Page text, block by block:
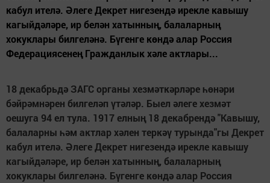
кабул ителә. Әлеге Декрет нигезендә ирекле кавышу
кагыйдәләре, ир белән хатынның, балаларның
хокуклары билгеләнә. Бүгенге көндә алар Россия
Федерациясенең Гражданлык хәле актлары...
18 декабрьдә ЗАГС органы хезмәткәрләре һөнәри
бәйрәмнәрен билгеләп үтәләр. Быел әлеге хезмәт
оешуга 94 ел тула. 1917 елның 18 декабрендә "Кавышу,
балаларны һәм актлар хәлен теркәү турында"гы Декрет
кабул ителә. Әлеге Декрет нигезендә ирекле кавышу
кагыйдәләре, ир белән хатынның, балаларның
хокуклары билгеләнә. Бүгенге көндә алар Россия